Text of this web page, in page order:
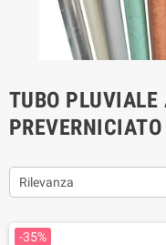
TUBO
PREVERNICIATO
Rilevanza
-35%